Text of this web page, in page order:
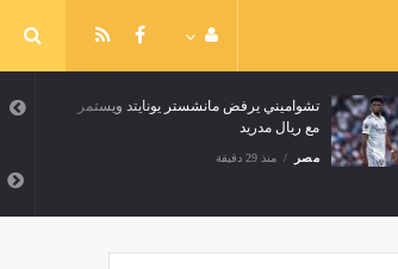
تشواميني يرفض مانشستر يونايتد ويستمر
مع ريال مدريد
مصر منذ 29 دقيقة